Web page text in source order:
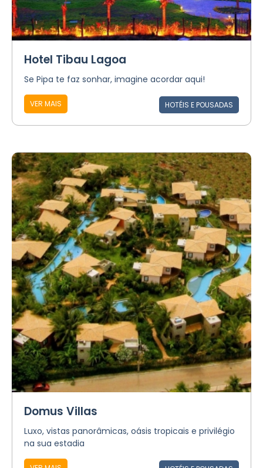
Hotel Tibau Lagoa
Se Pipa te faz sonhar, imagine acordar aqui!
VER MAIS HOTÉIS E POUSADAS
Domus Villas
Luxo, vistas panorâmicas, oásis tropicais e privilégio
na sua estadia